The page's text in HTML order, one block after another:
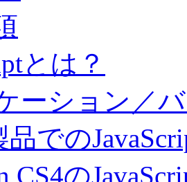
とは？
ーション／
品での
CS4の